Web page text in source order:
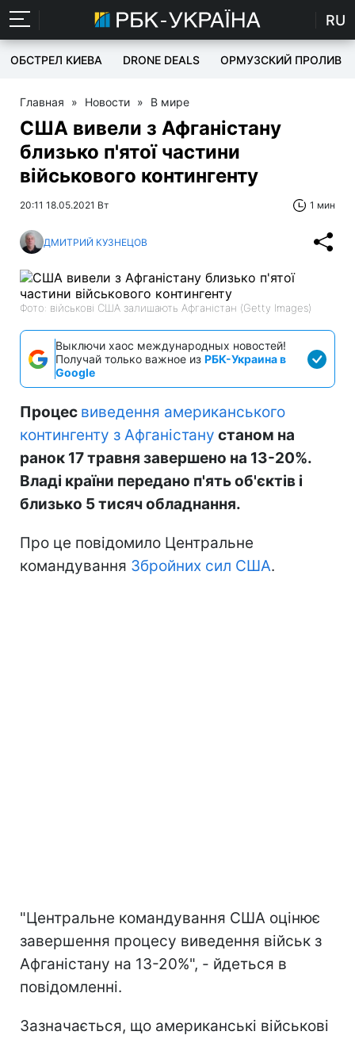
RU
ОБСТРЕЛ КИЕВА DRONE DEALS ОРМУЗСКИЙ ПРОЛИВ
Главная » Новости » В мире
США вивели з Афганістану
близько п'ятої частини
військового контингенту
20:11 18.05.2021 Вт 1 мин
ДМИТРИЙ КУЗНЕЦОВ
Фото: військові США залишають Афганістан (Getty Images)
Выключи хаос международных новостей!
Получай только важное из РБК-Украина в
Google
Процес виведення американського
контингенту з Афганістану станом на
ранок 17 травня завершено на 13-20%.
Владі країни передано п'ять об'єктів і
близько 5 тисяч обладнання.
Про це повідомило Центральне
командування Збройних сил США.
"Центральне командування США оцінює
завершення процесу виведення військ з
Афганістану на 13-20%", - йдеться в
повідомленні.
Зазначається, що американські військові